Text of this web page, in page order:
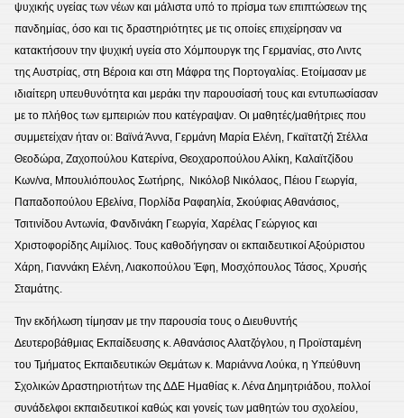
ψυχικής υγείας των νέων και μάλιστα υπό το πρίσμα των επιπτώσεων της
πανδημίας, όσο και τις δραστηριότητες με τις οποίες επιχείρησαν να
κατακτήσουν την ψυχική υγεία στο Χόμπουργκ της Γερμανίας, στο Λιντς
της Αυστρίας, στη Βέροια και στη Μάφρα της Πορτογαλίας. Ετοίμασαν με
ιδιαίτερη υπευθυνότητα και μεράκι την παρουσίασή τους και εντυπωσίασαν
με το πλήθος των εμπειριών που κατέγραψαν. Οι μαθητές/μαθήτριες που
συμμετείχαν ήταν οι: Βαϊνά Άννα, Γερμάνη Μαρία Ελένη, Γκαϊτατζή Στέλλα
Θεοδώρα, Ζαχοπούλου Κατερίνα, Θεοχαροπούλου Αλίκη, Καλαϊτζίδου
Κων/να, Μπουλιόπουλος Σωτήρης, Νικόλοβ Νικόλαος, Πέιου Γεωργία,
Παπαδοπούλου Εβελίνα, Πορλίδα Ραφαηλία, Σκούφιας Αθανάσιος,
Τσιτινίδου Αντωνία, Φανδινάκη Γεωργία, Χαρέλας Γεώργιος και
Χριστοφορίδης Αιμίλιος. Τους καθοδήγησαν οι εκπαιδευτικοί Αξούριστου
Χάρη, Γιαννάκη Ελένη, Λιακοπούλου Έφη, Μοσχόπουλος Τάσος, Χρυσής
Σταμάτης.
Την εκδήλωση τίμησαν με την παρουσία τους ο Διευθυντής
Δευτεροβάθμιας Εκπαίδευσης κ. Αθανάσιος Αλατζόγλου, η Προϊσταμένη
του Τμήματος Εκπαιδευτικών Θεμάτων κ. Μαριάννα Λούκα, η Υπεύθυνη
Σχολικών Δραστηριοτήτων της ΔΔΕ Ημαθίας κ. Λένα Δημητριάδου, πολλοί
συνάδελφοι εκπαιδευτικοί καθώς και γονείς των μαθητών του σχολείου,